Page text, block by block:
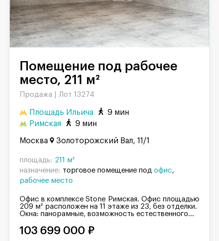
Помещение под рабочее
место, 211 м²
Продажа | Лот 13274
Площадь Ильича
9 мин
Римская
9 мин
Москва Золоторожский Вал, 11/1
площадь: 211 м²
назначение: торговое помещение под офис
рабочее место
Офис в комплексе Stone Римская. Офис площадью
209 м² расположен на 11 этаже из 23, без отделки.
Окна: панорамные, возможность естественного...
103 699 000 ₽